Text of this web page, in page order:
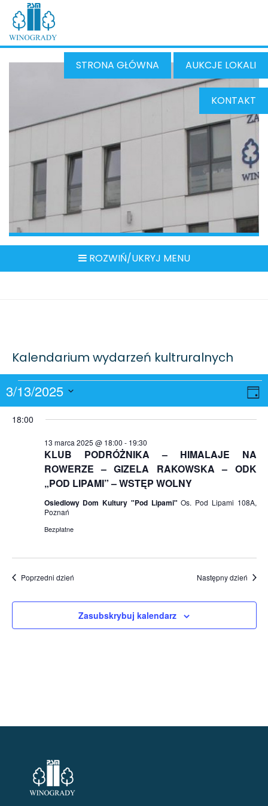
STRONA GŁÓWNA AUKCJE LOKALI
KONTAKT
ROZWIŃ/UKRYJ MENU
Kalendarium wydarzeń kultruralnych
Wydarzenia
for
marca
2025
3/13/2025
Wybierz
datę.
18:00
KLUB PODRÓŻNIKA – HIMALAJE NA
ROWERZE – GIZELA RAKOWSKA – ODK
„POD LIPAMI” – WSTĘP WOLNY
13 marca 2025 @ 18:00 - 19:30
Osiedlowy Dom Kultury "Pod Lipami"Os. Pod Lipami 108A,
Poznań
Bezpłatne
Poprzedni dzień Następny dzień
Zasubskrybuj kalendarz